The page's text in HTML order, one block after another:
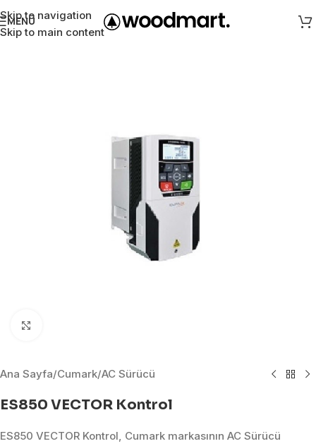
Skip to navigation
Skip to main content
MENÜ
Ana Sayfa/Cumark/AC Sürücü
ES850 VECTOR Kontrol
ES850 VECTOR Kontrol, Cumark markasının AC Sürücü